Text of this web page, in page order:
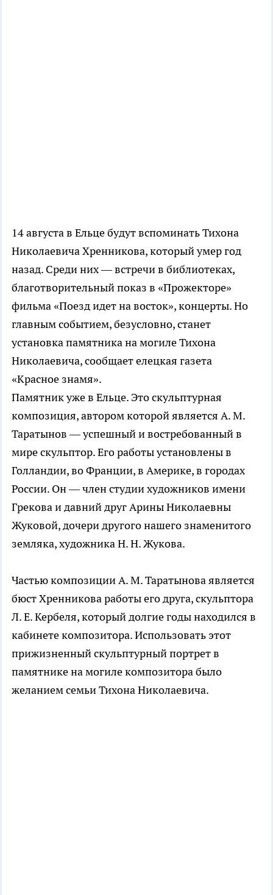
14 августа в Ельце будут вспоминать Тихона
Николаевича Хренникова, который умер год
назад. Среди них — встречи в библиотеках,
благотворительный показ в «Прожекторе»
фильма «Поезд идет на восток», концерты. Но
главным событием, безусловно, станет
установка памятника на могиле Тихона
Николаевича, сообщает елецкая газета
«Красное знамя».
Памятник уже в Ельце. Это скульптурная
композиция, автором которой является А. М.
Таратынов — успешный и востребованный в
мире скульптор. Его работы установлены в
Голландии, во Франции, в Америке, в городах
России. Он — член студии художников имени
Грекова и давний друг Арины Николаевны
Жуковой, дочери другого нашего знаменитого
земляка, художника Н. Н. Жукова.
Частью композиции А. М. Таратынова является
бюст Хренникова работы его друга, скульптора
Л. Е. Кербеля, который долгие годы находился в
кабинете композитора. Использовать этот
прижизненный скульптурный портрет в
памятнике на могиле композитора было
желанием семьи Тихона Николаевича.